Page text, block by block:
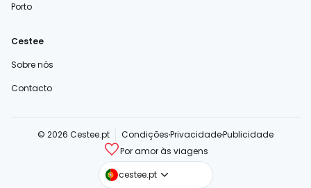
Porto
Cestee
Sobre nós
Contacto
© 2026 Cestee.pt CondiçõesPrivacidadePublicidade
Por amor às viagens
cestee.pt
cestee.com